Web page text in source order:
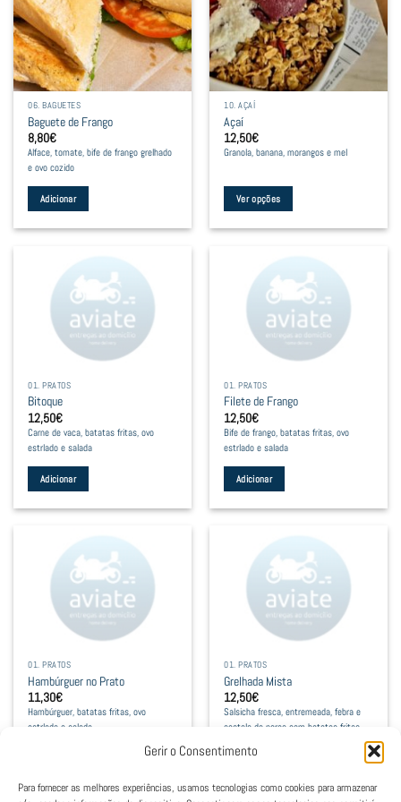
Gerir o Consentimento
Para fornecer as melhores experiências, usamos tecnologias como cookies para armazenar
variants.
The
options
may
be
chosen
on
the
product
page
06. BAGUETES
Baguete de Frango
8,80€
Alface, tomate, bife de frango grelhado
e ovo cozido
Adicionar
10. AÇAÍ
Açaí
12,50€
Granola, banana, morangos e mel
Ver opções
multiple
variants.
options
chosen
on
the
product
page
01. PRATOS
Bitoque
12,50€
Carne de vaca, batatas fritas, ovo
estrlado e salada
Adicionar
01. PRATOS
Filete de Frango
12,50€
Bife de frango, batatas fritas, ovo
estrlado e salada
Adicionar
01. PRATOS
Hambúrguer no Prato
11,30€
Hambúrguer, batatas fritas, ovo
estrlado e salada
01. PRATOS
Grelhada Mista
12,50€
Salsicha fresca, entremeada, febra e
costela de porco com batatas fritas
Adicionar